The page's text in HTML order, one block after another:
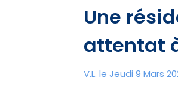
Une
attentat
V.L. le Jeudi 9 Mars